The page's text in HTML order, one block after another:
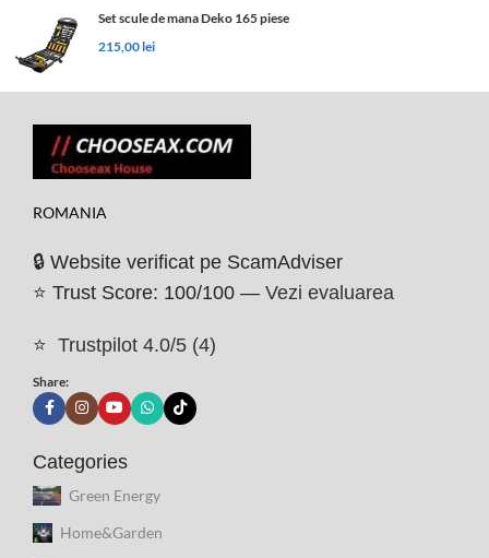
Set scule de mana Deko 165 piese
215,00lei
ROMANIA
🔒 Website verificat pe ScamAdviser
⭐ Trust Score: 100/100 — Vezi evaluarea
⭐ Trustpilot 4.0/5 (4)
Share:
Categories
Green Energy
Home&Garden